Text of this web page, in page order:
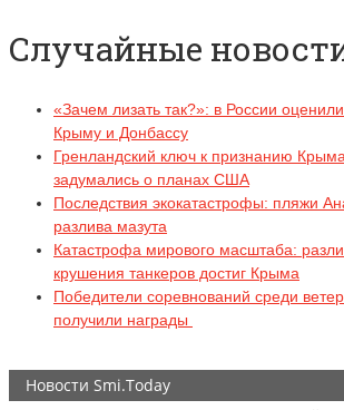
Случайные
«Зачем лизать так?»: в России
Крыму и Донбассу
Гренландский ключ к признанию
задумались о планах США
Последствия экокатастрофы: пляжи
разлива мазута
Катастрофа мирового масштаба:
крушения танкеров достиг Крыма
Победители соревнований среди
получили награды